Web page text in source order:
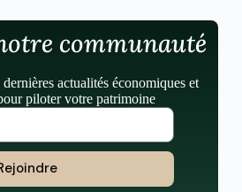
communauté
actualités économiques et
piloter votre patrimoine